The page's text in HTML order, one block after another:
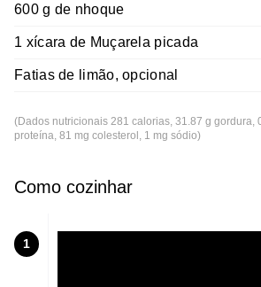
600 g de nhoque
1 xícara de Muçarela picada
Fatias de limão, opcional
(Dados nutricionais 281 calorias, 31.87 g gordura,
proteína, 81 mg colesterol, 1 mg sódio)
Como cozinhar
1